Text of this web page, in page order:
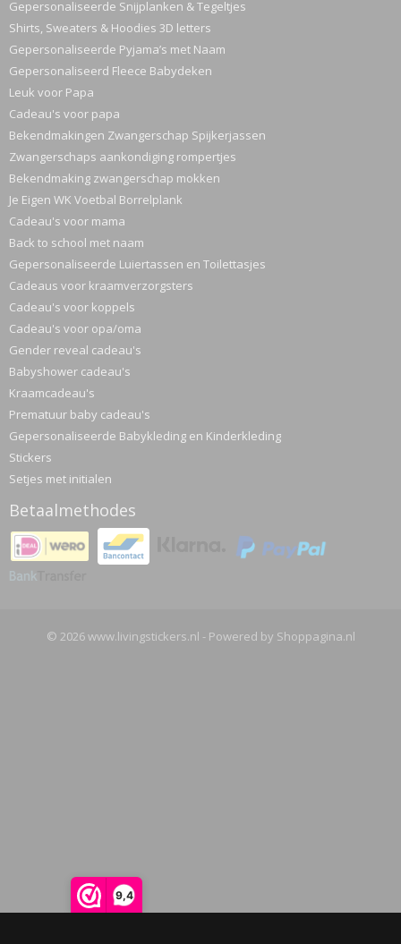
9,4
Gepersonaliseerde Snijplanken & Tegeltjes
Shirts, Sweaters & Hoodies 3D letters
Gepersonaliseerde Pyjama’s met Naam
Gepersonaliseerd Fleece Babydeken
Leuk voor Papa
Cadeau's voor papa
Bekendmakingen Zwangerschap Spijkerjassen
Zwangerschaps aankondiging rompertjes
Bekendmaking zwangerschap mokken
Je Eigen WK Voetbal Borrelplank
Cadeau's voor mama
Back to school met naam
Gepersonaliseerde Luiertassen en Toilettasjes
Cadeaus voor kraamverzorgsters
Cadeau's voor koppels
Cadeau's voor opa/oma
Gender reveal cadeau's
Babyshower cadeau's
Kraamcadeau's
Prematuur baby cadeau's
Gepersonaliseerde Babykleding en Kinderkleding
Stickers
Setjes met initialen
Betaalmethodes
© 2026 www.livingstickers.nl - Powered by Shoppagina.nl